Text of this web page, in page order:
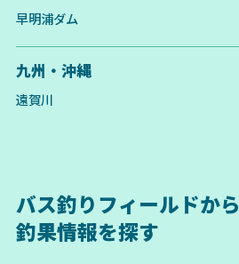
早明浦ダム
九州・沖縄
遠賀川
バス釣りフィールドから
釣果情報を探す